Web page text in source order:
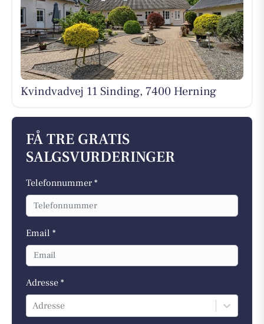
Kvindvadvej 11 Sinding, 7400 Herning
FÅ TRE GRATIS
SALGSVURDERINGER
Telefonnummer *
Email *
Adresse *
Adresse